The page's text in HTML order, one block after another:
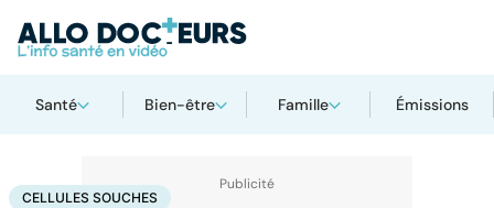
Santé Bien-être Famille Émissions
AccueilSantéMaladies Cellules souches
CELLULES SOUCHES